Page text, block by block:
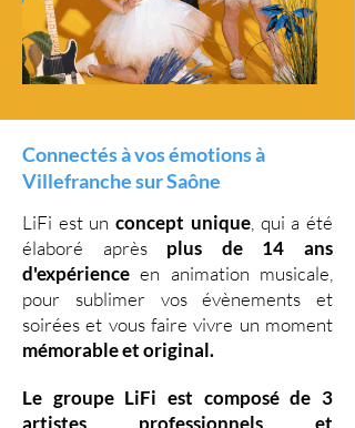
Connectés à vos émotions à
Villefranche sur Saône
LiFi est unconcept unique, qui a été
élaboré après plus de 14 ans
d'expérience en animation musicale,
pour sublimer vos évènements et
soirées et vous faire vivre un moment
mémorable et original.
Le groupe LiFi est composé de 3
artistes professionnels et